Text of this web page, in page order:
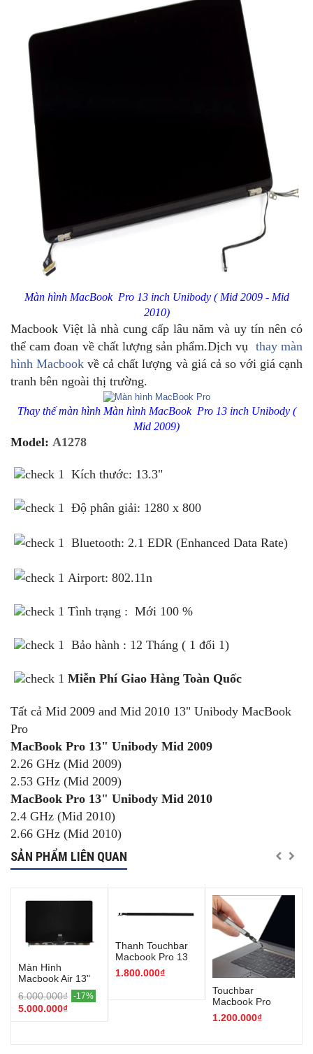
Màn hình MacBook Pro 13 inch Unibody ( Mid 2009 - Mid
2010)
Macbook Việt là nhà cung cấp lâu năm và uy tín nên có
thể cam đoan về chất lượng sản phẩm.Dịch vụ thay màn
hình Macbook về cả chất lượng và giá cả so với giá cạnh
tranh bên ngoài thị trường.
Thay thế màn hình Màn hình MacBook Pro 13 inch Unibody (
Mid 2009)
Model: A1278
Kích thước: 13.3"
Độ phân giải: 1280 x 800
Bluetooth: 2.1 EDR (Enhanced Data Rate)
Airport: 802.11n
Tình trạng : Mới 100 %
Bảo hành : 12 Tháng ( 1 đổi 1)
Miễn Phí Giao Hàng Toàn Quốc
Tất cả Mid 2009 and Mid 2010 13" Unibody MacBook
Pro
MacBook Pro 13" Unibody Mid 2009
2.26 GHz (Mid 2009)
2.53 GHz (Mid 2009)
MacBook Pro 13" Unibody Mid 2010
2.4 GHz (Mid 2010)
2.66 GHz (Mid 2010)
SẢN PHẨM LIÊN QUAN
Màn Hình
Macbook Air 13"
6.000.000₫ -17%
5.000.000₫
Thanh Touchbar
Macbook Pro 13
inch 2020-2022 (
M1- M2 )
1.800.000₫
Touchbar
Macbook Pro
13/15 inch 2016-
2019 intel
1.200.000₫